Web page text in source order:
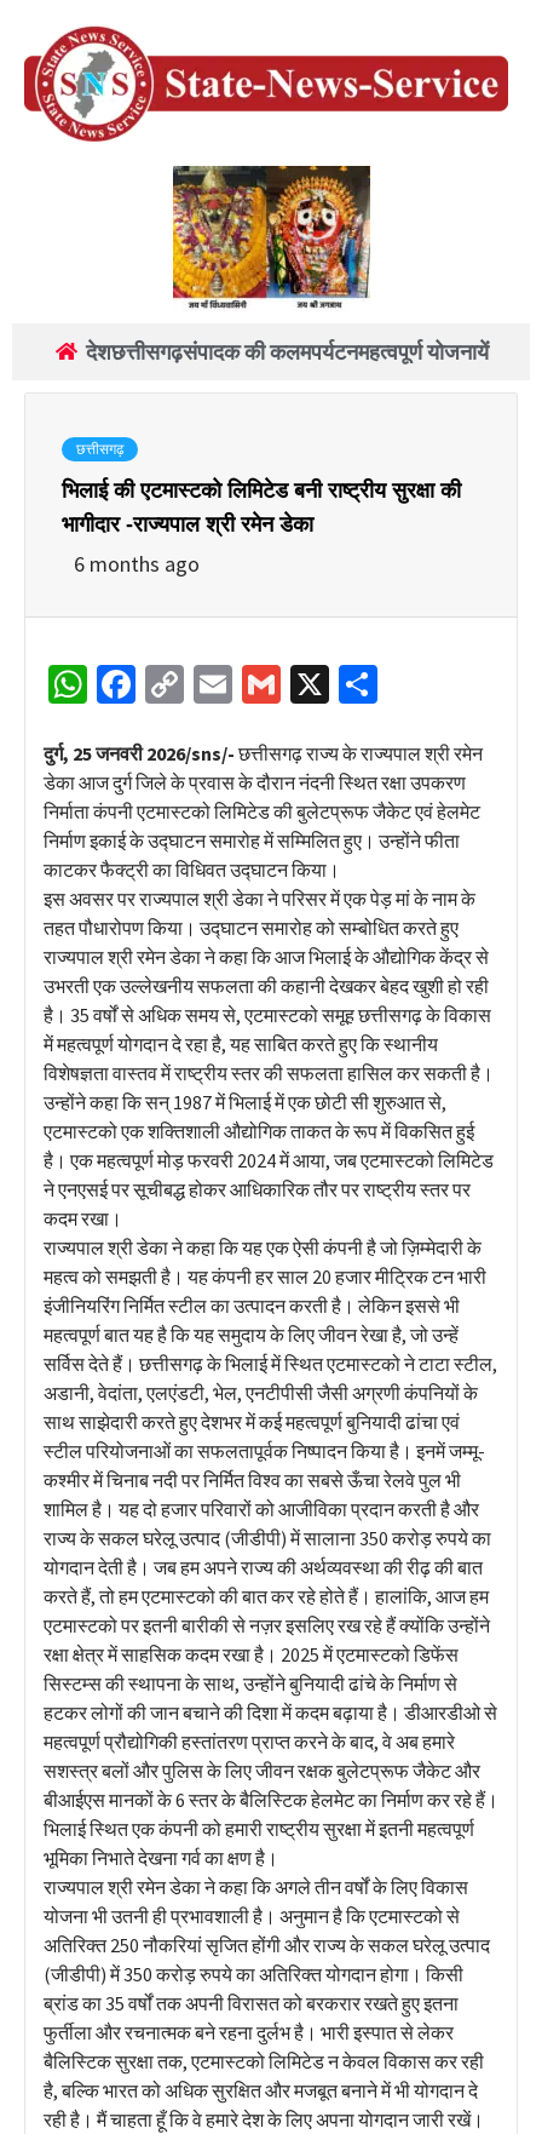
देशछत्तीसगढ़संपादक की कलमपर्यटनमहत्वपूर्ण योजनायें
छत्तीसगढ़
भिलाई की एटमास्टको लिमिटेड बनी राष्ट्रीय सुरक्षा की
भागीदार -राज्यपाल श्री रमेन डेका
6 months ago
WhatsApp
Facebook
CopyEmailGmail
X
दुर्ग, 25 जनवरी 2026/sns/-छत्तीसगढ़ राज्य के राज्यपाल श्री रमेन
डेका आज दुर्ग जिले के प्रवास के दौरान नंदनी स्थित रक्षा उपकरण
निर्माता कंपनी एटमास्टको लिमिटेड की बुलेटप्रूफ जैकेट एवं हेलमेट
निर्माण इकाई के उद्घाटन समारोह में सम्मिलित हुए। उन्होंने फीता
काटकर फैक्ट्री का विधिवत उद्घाटन किया।
इस अवसर पर राज्यपाल श्री डेका ने परिसर में एक पेड़ मां के नाम के
तहत पौधारोपण किया। उद्घाटन समारोह को सम्बोधित करते हुए
राज्यपाल श्री रमेन डेका ने कहा कि आज भिलाई के औद्योगिक केंद्र से
उभरती एक उल्लेखनीय सफलता की कहानी देखकर बेहद खुशी हो रही
है। 35 वर्षों से अधिक समय से, एटमास्टको समूह छत्तीसगढ़ के विकास
में महत्वपूर्ण योगदान दे रहा है, यह साबित करते हुए कि स्थानीय
विशेषज्ञता वास्तव में राष्ट्रीय स्तर की सफलता हासिल कर सकती है।
उन्होंने कहा कि सन् 1987 में भिलाई में एक छोटी सी शुरुआत से,
एटमास्टको एक शक्तिशाली औद्योगिक ताकत के रूप में विकसित हुई
है। एक महत्वपूर्ण मोड़ फरवरी 2024 में आया, जब एटमास्टको लिमिटेड
ने एनएसई पर सूचीबद्ध होकर आधिकारिक तौर पर राष्ट्रीय स्तर पर
कदम रखा।
राज्यपाल श्री डेका ने कहा कि यह एक ऐसी कंपनी है जो ज़िम्मेदारी के
महत्व को समझती है। यह कंपनी हर साल 20 हजार मीट्रिक टन भारी
इंजीनियरिंग निर्मित स्टील का उत्पादन करती है। लेकिन इससे भी
महत्वपूर्ण बात यह है कि यह समुदाय के लिए जीवन रेखा है, जो उन्हें
सर्विस देते हैं। छत्तीसगढ़ के भिलाई में स्थित एटमास्टको ने टाटा स्टील,
अडानी, वेदांता, एलएंडटी, भेल, एनटीपीसी जैसी अग्रणी कंपनियों के
साथ साझेदारी करते हुए देशभर में कई महत्वपूर्ण बुनियादी ढांचा एवं
स्टील परियोजनाओं का सफलतापूर्वक निष्पादन किया है। इनमें जम्मू-
कश्मीर में चिनाब नदी पर निर्मित विश्व का सबसे ऊँचा रेलवे पुल भी
शामिल है। यह दो हजार परिवारों को आजीविका प्रदान करती है और
राज्य के सकल घरेलू उत्पाद (जीडीपी) में सालाना 350 करोड़ रुपये का
योगदान देती है। जब हम अपने राज्य की अर्थव्यवस्था की रीढ़ की बात
करते हैं, तो हम एटमास्टको की बात कर रहे होते हैं। हालांकि, आज हम
एटमास्टको पर इतनी बारीकी से नज़र इसलिए रख रहे हैं क्योंकि उन्होंने
रक्षा क्षेत्र में साहसिक कदम रखा है। 2025 में एटमास्टको डिफेंस
सिस्टम्स की स्थापना के साथ, उन्होंने बुनियादी ढांचे के निर्माण से
हटकर लोगों की जान बचाने की दिशा में कदम बढ़ाया है। डीआरडीओ से
महत्वपूर्ण प्रौद्योगिकी हस्तांतरण प्राप्त करने के बाद, वे अब हमारे
सशस्त्र बलों और पुलिस के लिए जीवन रक्षक बुलेटप्रूफ जैकेट और
बीआईएस मानकों के 6 स्तर के बैलिस्टिक हेलमेट का निर्माण कर रहे हैं।
भिलाई स्थित एक कंपनी को हमारी राष्ट्रीय सुरक्षा में इतनी महत्वपूर्ण
भूमिका निभाते देखना गर्व का क्षण है।
राज्यपाल श्री रमेन डेका ने कहा कि अगले तीन वर्षों के लिए विकास
योजना भी उतनी ही प्रभावशाली है। अनुमान है कि एटमास्टको से
अतिरिक्त 250 नौकरियां सृजित होंगी और राज्य के सकल घरेलू उत्पाद
(जीडीपी) में 350 करोड़ रुपये का अतिरिक्त योगदान होगा। किसी
ब्रांड का 35 वर्षों तक अपनी विरासत को बरकरार रखते हुए इतना
फुर्तीला और रचनात्मक बने रहना दुर्लभ है। भारी इस्पात से लेकर
बैलिस्टिक सुरक्षा तक, एटमास्टको लिमिटेड न केवल विकास कर रही
है, बल्कि भारत को अधिक सुरक्षित और मजबूत बनाने में भी योगदान दे
रही है। मैं चाहता हूँ कि वे हमारे देश के लिए अपना योगदान जारी रखें।